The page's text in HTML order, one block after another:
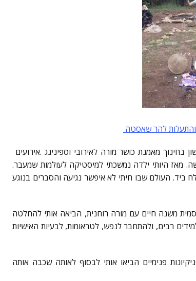
והתעלות להר שאסטה
בחינוך מאמנת כושר מורה לאירובי וספינינג .אירועים
מאז היותי ילדה נמשכתי למיסטיקה לעולמות שמעבר.
העולם שבו חיתי לא איפשר נגיעה והסברים בנוגע
קוסמית משנה חיים עם מורה רוחנית, הביאה אותי להחלטה
רבים, ולהתחבר לנפש, לטראומות, לבעיות האישיות
פנימיים הביאו אותי לבסוף לאותה שכבה אותה